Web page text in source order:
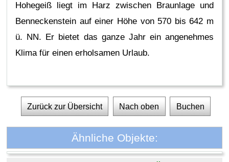
Hohegeiß liegt im Harz zwischen Braunlage und
Benneckenstein auf einer Höhe von 570 bis 642 m
ü. NN. Er bietet das ganze Jahr ein angenehmes
Klima für einen erholsamen Urlaub.
Zurück zur Übersicht Nach oben Buchen
Ähnliche Objekte: